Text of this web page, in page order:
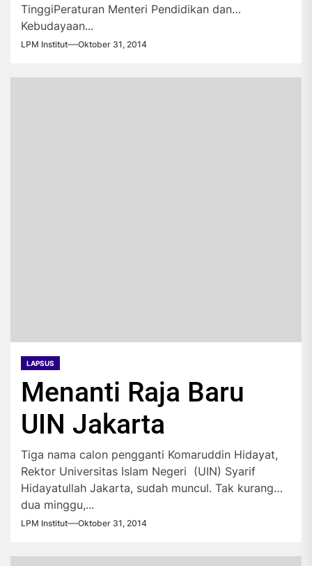
TinggiPeraturan Menteri Pendidikan dan
Kebudayaan...
LPM Institut Oktober 31, 2014
LAPSUS
Menanti Raja Baru
UIN Jakarta
Tiga nama calon pengganti Komaruddin Hidayat,
Rektor Universitas Islam Negeri (UIN) Syarif
Hidayatullah Jakarta, sudah muncul. Tak kurang
dua minggu,...
LPM Institut Oktober 31, 2014